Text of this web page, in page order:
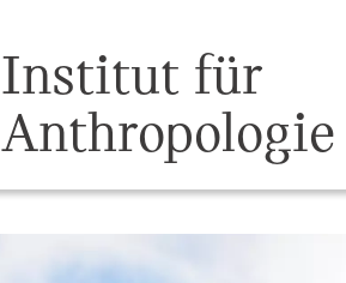
Institut für
Anthropologie